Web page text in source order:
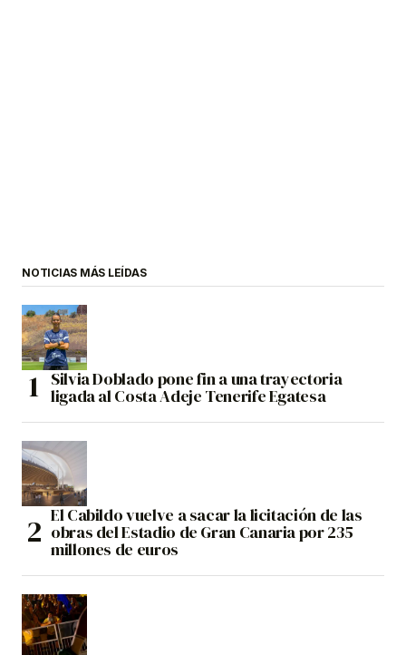
NOTICIAS MÁS LEÍDAS
Silvia Doblado pone fin a una trayectoria
ligada al Costa Adeje Tenerife Egatesa
El Cabildo vuelve a sacar la licitación de las
obras del Estadio de Gran Canaria por 235
millones de euros